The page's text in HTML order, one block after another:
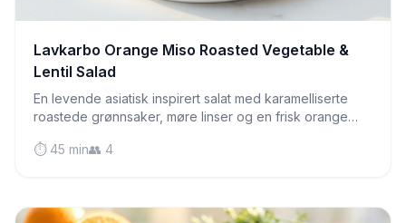
Lavkarbo Orange Miso Roasted Vegetable &
Lentil Salad
En levende asiatisk inspirert salat med karamelliserte
roastede grønnsaker, møre linser og en frisk orange
⏱️ 45 min👥 4